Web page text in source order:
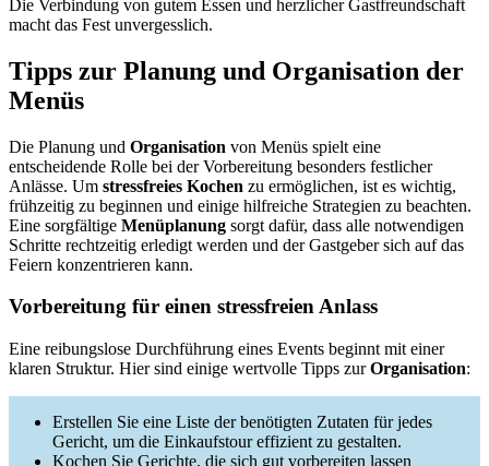
Die Verbindung von gutem Essen und herzlicher Gastfreundschaft
macht das Fest unvergesslich.
Tipps zur Planung und Organisation der
Menüs
Die Planung und Organisation von Menüs spielt eine
entscheidende Rolle bei der Vorbereitung besonders festlicher
Anlässe. Um stressfreies Kochen zu ermöglichen, ist es wichtig,
frühzeitig zu beginnen und einige hilfreiche Strategien zu beachten.
Eine sorgfältige Menüplanung sorgt dafür, dass alle notwendigen
Schritte rechtzeitig erledigt werden und der Gastgeber sich auf das
Feiern konzentrieren kann.
Vorbereitung für einen stressfreien Anlass
Eine reibungslose Durchführung eines Events beginnt mit einer
klaren Struktur. Hier sind einige wertvolle Tipps zurOrganisation:
Erstellen Sie eine Liste der benötigten Zutaten für jedes
Gericht, um die Einkaufstour effizient zu gestalten.
Kochen Sie Gerichte, die sich gut vorbereiten lassen